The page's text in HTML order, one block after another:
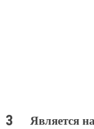
Является